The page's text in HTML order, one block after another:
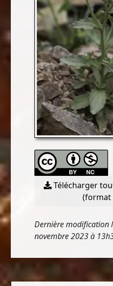
Télécharger
(format
Dernière modification
novembre 2023 à